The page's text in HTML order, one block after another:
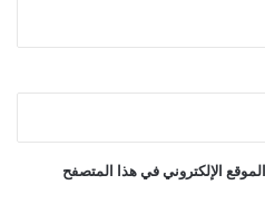
الإلكتروني في هذا المتصفح